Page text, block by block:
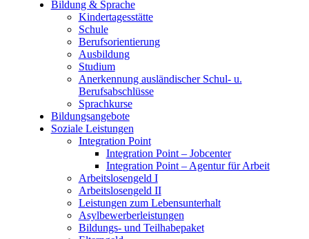
Bildung & Sprache
Kindertagesstätte
Schule
Berufsorientierung
Ausbildung
Studium
Anerkennung ausländischer Schul- u.
Berufsabschlüsse
Sprachkurse
Bildungsangebote
Soziale Leistungen
Integration Point
Integration Point – Jobcenter
Integration Point – Agentur für Arbeit
Arbeitslosengeld I
Arbeitslosengeld II
Leistungen zum Lebensunterhalt
Asylbewerberleistungen
Bildungs- und Teilhabepaket